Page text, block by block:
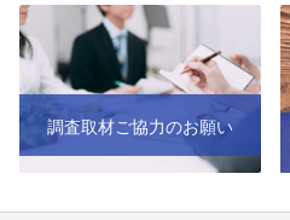
調査取材ご協力のお願い